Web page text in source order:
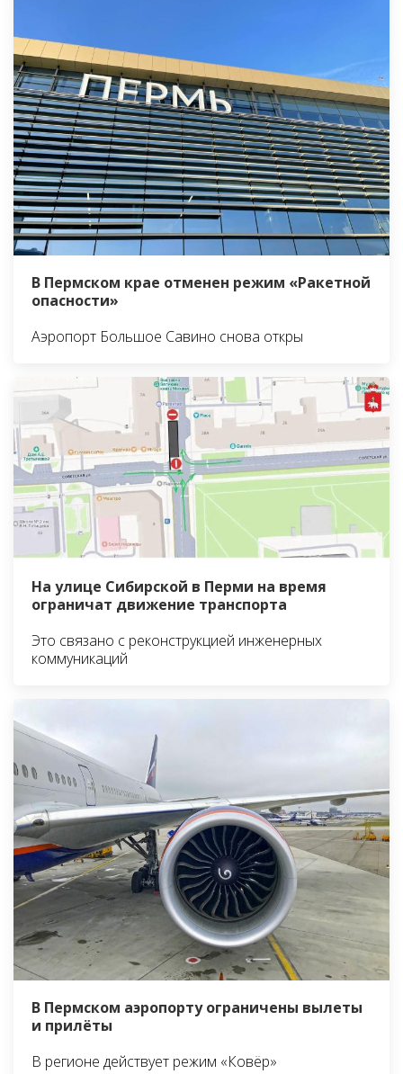
В Пермском крае отменен режим «Ракетной
опасности»
Аэропорт Большое Савино снова откры
На улице Сибирской в Перми на время
ограничат движение транспорта
Это связано с реконструкцией инженерных
коммуникаций
В Пермском аэропорту ограничены вылеты
и прилёты
В регионе действует режим «Ковёр»